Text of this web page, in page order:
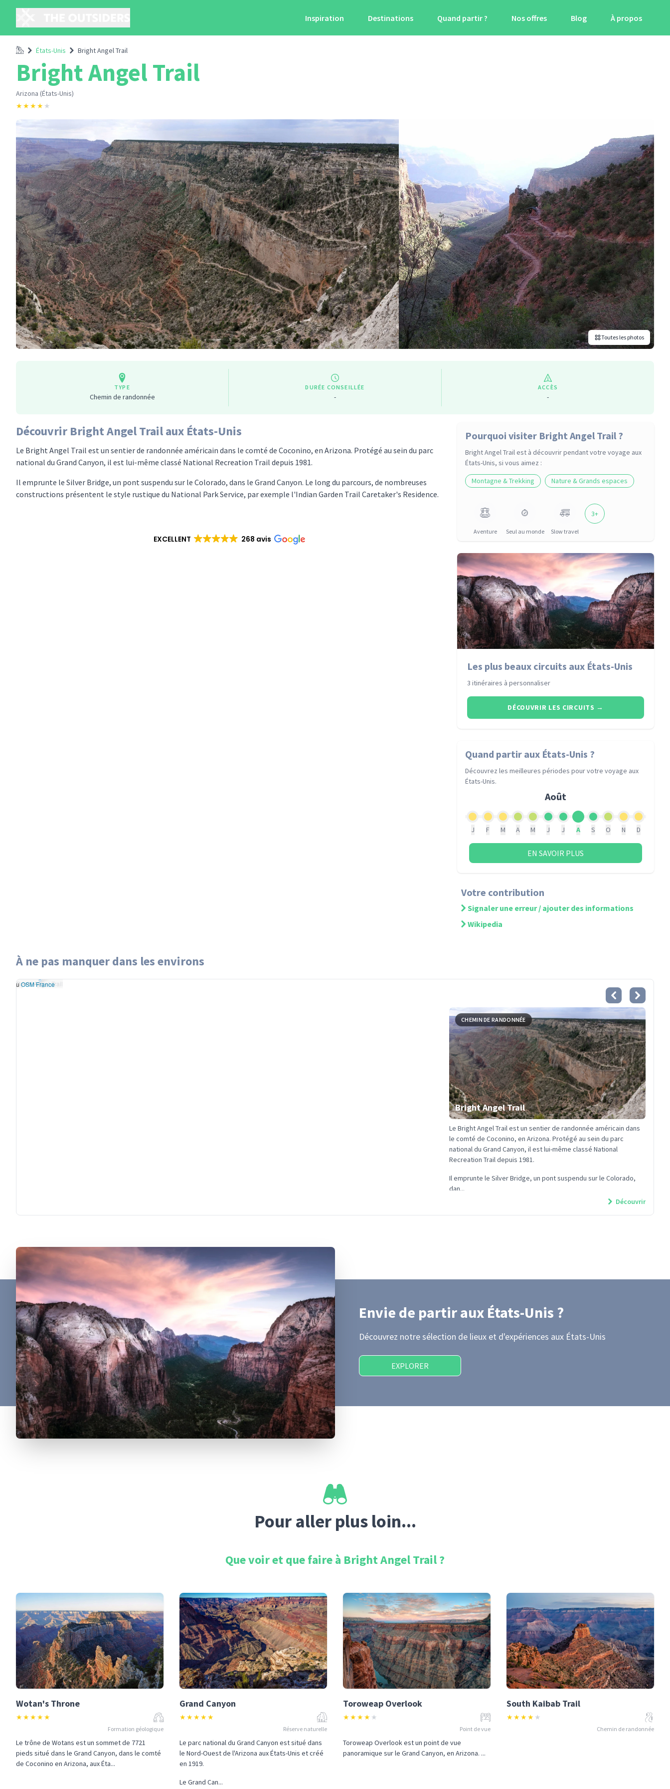
Inspiration Destinations Quand partir ? Nos offres Blog À propos
AccueilÉtats-Unis Bright Angel Trail
Bright Angel Trail
Arizona (États-Unis)
★★★★ ★
Toutes les photos
TYPE
Chemin de randonnée
DURÉE CONSEILLÉE
-
ACCÈS
-
Découvrir Bright Angel Trail aux États-Unis
Le Bright Angel Trail est un sentier de randonnée américain dans le comté de Coconino, en Arizona. Protégé au sein du parc
national du Grand Canyon, il est lui-même classé National Recreation Trail depuis 1981.
Il emprunte le Silver Bridge, un pont suspendu sur le Colorado, dans le Grand Canyon. Le long du parcours, de nombreuses
constructions présentent le style rustique du National Park Service, par exemple l'Indian Garden Trail Caretaker's Residence.
EXCELLENT 268 avis
Pourquoi visiter Bright Angel Trail ?
Bright Angel Trail est à découvrir pendant votre voyage aux
États-Unis, si vous aimez :
Montagne & Trekking
Nature & Grands espaces
Aventure Seul au monde Slow travel
3+
Les plus beaux circuits aux États-Unis
3 itinéraires à personnaliser
DÉCOUVRIR LES CIRCUITS →
Quand partir aux États-Unis ?
Découvrez les meilleures périodes pour votre voyage aux
États-Unis.
Août
J F M A M J J A S O N D
EN SAVOIR PLUS
Votre contribution
Signaler une erreur / ajouter des informations
Wikipedia
À ne pas manquer dans les environs
Bright Angel Trail
Leaflet |données ©
- renduOSM France
Bright Angel Trail
CHEMIN DE RANDONNÉE
Bright Angel Trail
Le Bright Angel Trail est un sentier de randonnée américain dans
le comté de Coconino, en Arizona. Protégé au sein du parc
national du Grand Canyon, il est lui-même classé National
Recreation Trail depuis 1981.
Il emprunte le Silver Bridge, un pont suspendu sur le Colorado,
dan...
Découvrir
Envie de partiraux États-Unis ?
Découvrez notre sélection de lieux et d'expériences aux États-Unis
EXPLORER
Pour aller plus loin...
Que voir et que faire à Bright Angel Trail?
Wotan's Throne
★★★★★
Formation géologique
Le trône de Wotans est un sommet de 7721
pieds situé dans le Grand Canyon, dans le comté
de Coconino en Arizona, aux Éta...
Grand Canyon
★★★★★
Réserve naturelle
Le parc national du Grand Canyon est situé dans
le Nord-Ouest de l'Arizona aux États-Unis et créé
en 1919.
Le Grand Can...
Toroweap Overlook
★★★★ ★
Point de vue
Toroweap Overlook est un point de vue
panoramique sur le Grand Canyon, en Arizona. ...
South Kaibab Trail
★★★★ ★
Chemin de randonnée